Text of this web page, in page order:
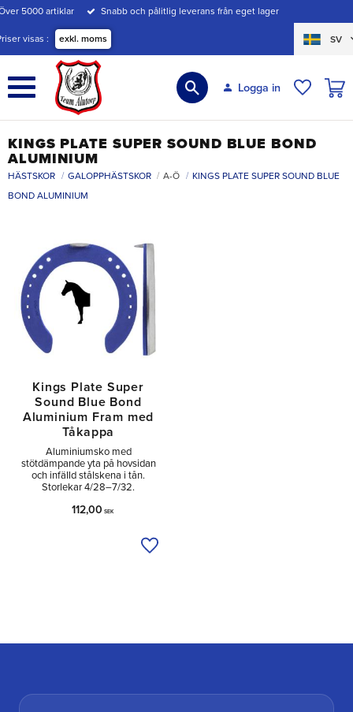
Meny
5000 artiklar Snabb och pålitlig leverans från eget lager
visas exkl. moms SV
Logga in
KINGS PLATE SUPER SOUND BLUE BOND
ALUMINIUM
HÄSTSKOR GALOPPHÄSTSKOR A-Ö
KINGS PLATE SUPER SOUND BLUE
BOND ALUMINIUM
Kings Plate Super
Sound Blue Bond
Aluminium Fram med
Tåkappa
Aluminiumsko med
stötdämpande yta på hovsidan
och infälld stålskena i tån.
Storlekar 4/28–7/32.
112,00 SEK
Lägg till i önskelista